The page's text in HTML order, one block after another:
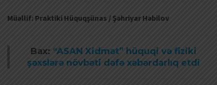
Müəllif: Praktiki Hüquqşünas / Şəhriyar Həbilov
Bax: “ASAN Xidmət” hüquqi və fiziki
şəxslərə növbəti dəfə xəbərdarlıq etdi